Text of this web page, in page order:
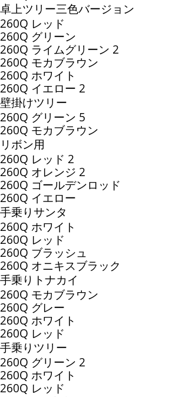
卓上ツリー三色バージョン
260Q レッド
260Q グリーン
260Q ライムグリーン 2
260Q モカブラウン
260Q ホワイト
260Q イエロー 2
壁掛けツリー
260Q グリーン 5
260Q モカブラウン
リボン用
260Q レッド 2
260Q オレンジ 2
260Q ゴールデンロッド
260Q イエロー
手乗りサンタ
260Q ホワイト
260Q レッド
260Q ブラッシュ
260Q オニキスブラック
手乗りトナカイ
260Q モカブラウン
260Q グレー
260Q ホワイト
260Q レッド
手乗りツリー
260Q グリーン 2
260Q ホワイト
260Q レッド